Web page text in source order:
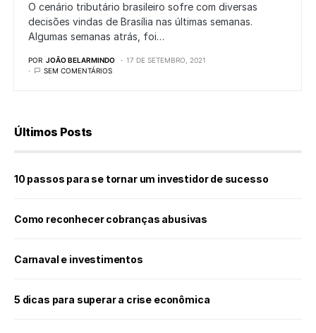
O cenário tributário brasileiro sofre com diversas
decisões vindas de Brasília nas últimas semanas.
Algumas semanas atrás, foi…
POR JOÃO BELARMINDO
17 DE SETEMBRO, 2021
SEM COMENTÁRIOS
Últimos Posts
10 passos para se tornar um investidor de sucesso
Como reconhecer cobranças abusivas
Carnaval e investimentos
5 dicas para superar a crise econômica